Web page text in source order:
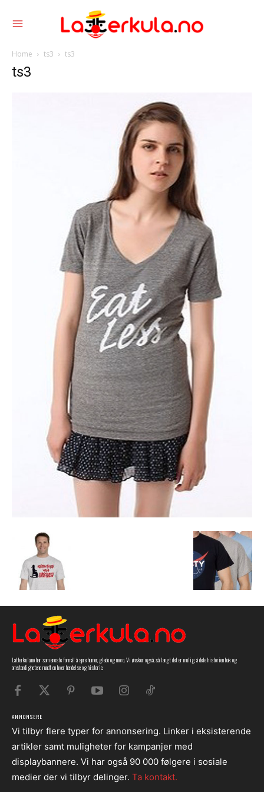
Home ts3 ts3
ts3
Latterkula.no har som eneste formål å spre humor, glede og moro. Vi ønsker også, så langt det er mulig, å dele historien bak og
omstendighetene rundt en hver hendelse og historie.
ANNONSERE
Vi tilbyr flere typer for annonsering. Linker i eksisterende
artikler samt muligheter for kampanjer med
displaybannere. Vi har også 90 000 følgere i sosiale
medier der vi tilbyr delinger. Ta kontakt.